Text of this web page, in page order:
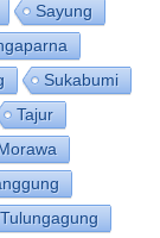
Sayung
Sukabumi
Tajur
Tulungagung